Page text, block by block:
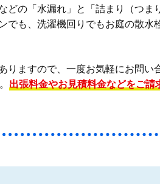
の「水漏れ」と「詰まり（つま
でも、洗濯機回りでもお庭の散水
りますので、一度お気軽にお問い
出張料金やお見積料金などをご